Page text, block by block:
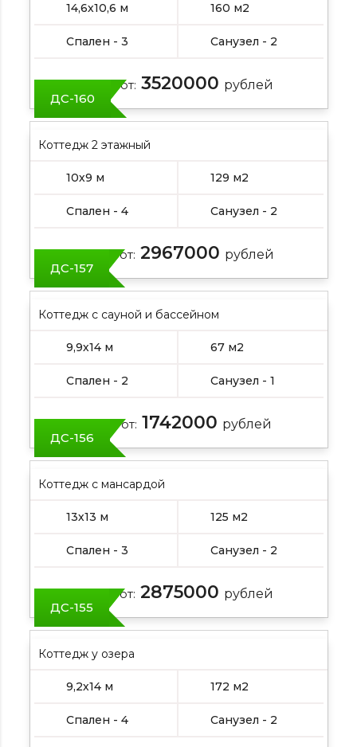
14,6х10,6 м 160 м2
Спален - 3 Санузел - 2
Цена от: 3520000 рублей
ДС-160
Коттедж 2 этажный
10х9 м 129 м2
Спален - 4 Санузел - 2
Цена от: 2967000 рублей
ДС-157
Коттедж с сауной и бассейном
9,9х14 м 67 м2
Спален - 2 Санузел - 1
Цена от: 1742000 рублей
ДС-156
Коттедж с мансардой
13х13 м 125 м2
Спален - 3 Санузел - 2
Цена от: 2875000 рублей
ДС-155
Коттедж у озера
9,2х14 м 172 м2
Спален - 4 Санузел - 2